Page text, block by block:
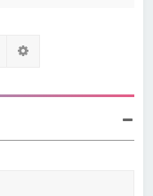
Rechercher